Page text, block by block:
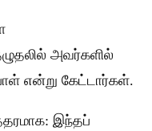
அவர்களில்
என்று கேட்டார்கள்.
இந்தப்